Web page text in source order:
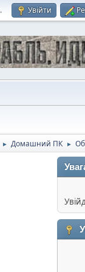
. Увійти
► Домашний ПК ►